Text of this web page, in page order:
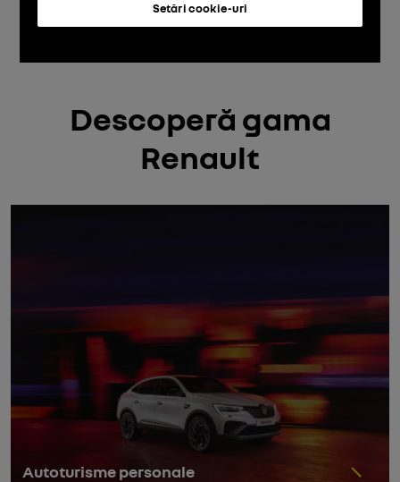
Descoperă gama
Renault
Autoturisme personale
Setări cookie-uri